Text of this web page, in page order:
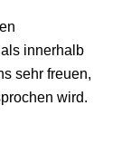
innerhalb
sehr freuen,
wird.